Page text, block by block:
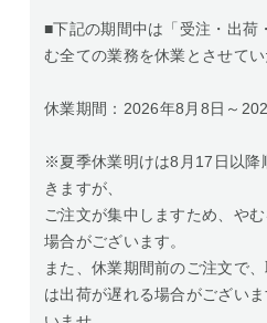
■下記の期間中は「受注・出荷
む全ての業務を休業とさせてい
休業期間：2026年8月8日～
※夏季休業明けは8月17日以降
きますが、
ご注文が集中しますため、や
場合がございます。
また、休業期間前のご注文で
は出荷が遅れる場合がござい